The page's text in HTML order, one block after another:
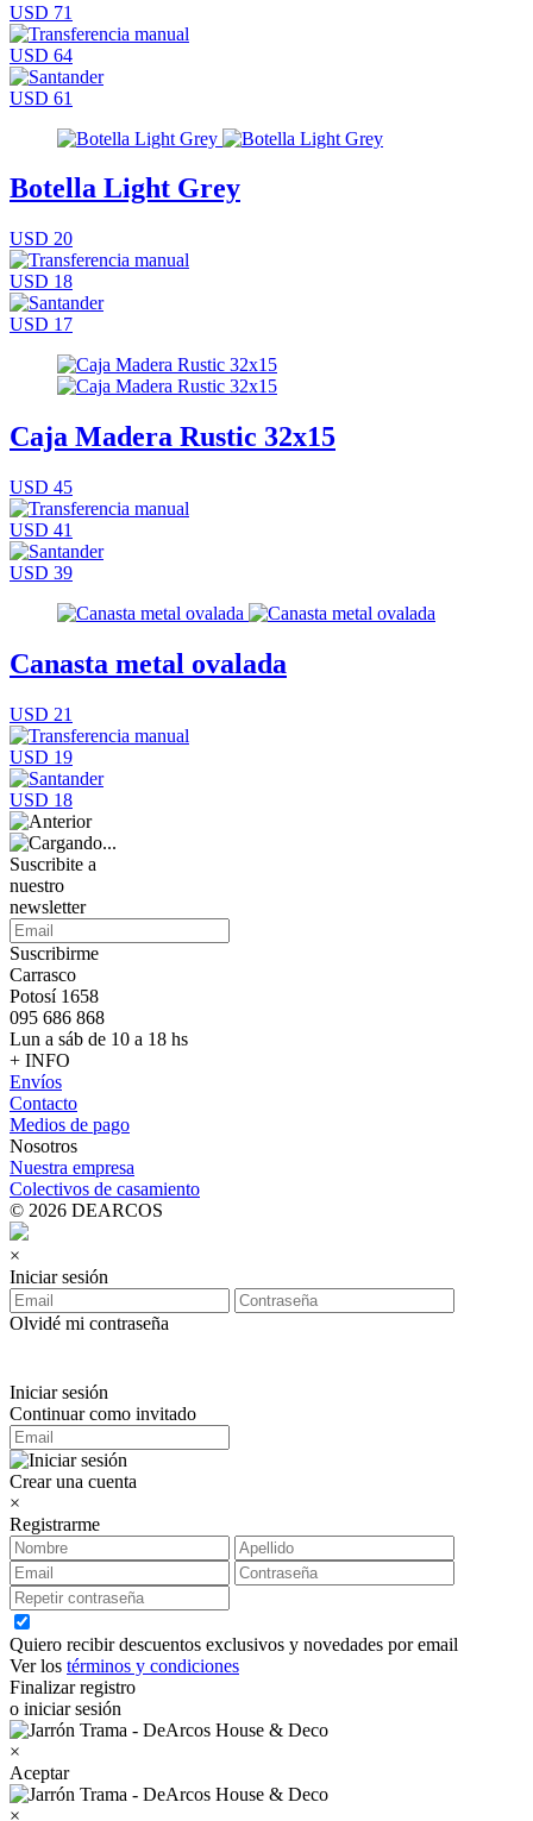
USD 71
USD 64
USD 61
Botella Light Grey
USD 20
USD 18
USD 17
Caja Madera Rustic 32x15
USD 45
USD 41
USD 39
Canasta metal ovalada
USD 21
USD 19
USD 18
Suscribite a
nuestro
newsletter
Suscribirme
Carrasco
Potosí 1658
095 686 868
Lun a sáb de 10 a 18 hs
+ INFO
Envíos
Contacto
Medios de pago
Nosotros
Nuestra empresa
Colectivos de casamiento
© 2026 DEARCOS
×
Iniciar sesión
Olvidé mi contraseña
Iniciar sesión
Continuar como invitado
Crear una cuenta
×
Registrarme
Quiero recibir descuentos exclusivos y novedades por email
Ver los términos y condiciones
Finalizar registro
o iniciar sesión
×
Aceptar
×